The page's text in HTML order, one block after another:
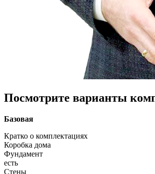
Посмотрите варианты
Базовая
Кратко о комплектациях
Коробка дома
Фундамент
есть
Стены